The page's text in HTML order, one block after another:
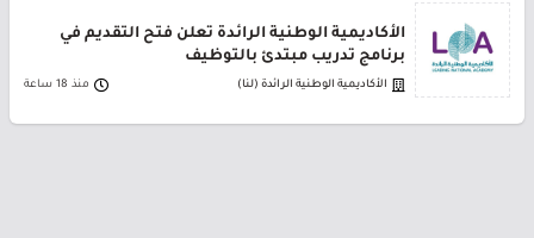
الأكاديمية الوطنية الرائدة تعلن فتح التقديم في
برنامج تدريب مبتدئ بالتوظيف
الأكاديمية الوطنية الرائدة (لنا) منذ 18 ساعة